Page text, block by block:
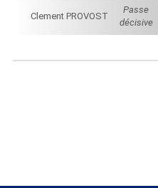
Clement PROVOST
Passe
décisive